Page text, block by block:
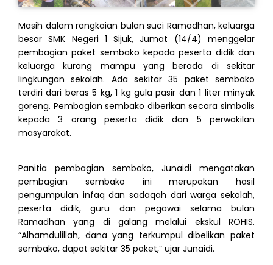
Masih dalam rangkaian bulan suci Ramadhan, keluarga
besar SMK Negeri 1 Sijuk, Jumat (14/4) menggelar
pembagian paket sembako kepada peserta didik dan
keluarga kurang mampu yang berada di sekitar
lingkungan sekolah. Ada sekitar 35 paket sembako
terdiri dari beras 5 kg, 1 kg gula pasir dan 1 liter minyak
goreng. Pembagian sembako diberikan secara simbolis
kepada 3 orang peserta didik dan 5 perwakilan
masyarakat.
Panitia pembagian sembako, Junaidi mengatakan
pembagian sembako ini merupakan hasil
pengumpulan infaq dan sadaqah dari warga sekolah,
peserta didik, guru dan pegawai selama bulan
Ramadhan yang di galang melalui ekskul ROHIS.
“Alhamdulillah, dana yang terkumpul dibelikan paket
sembako, dapat sekitar 35 paket,” ujar Junaidi.